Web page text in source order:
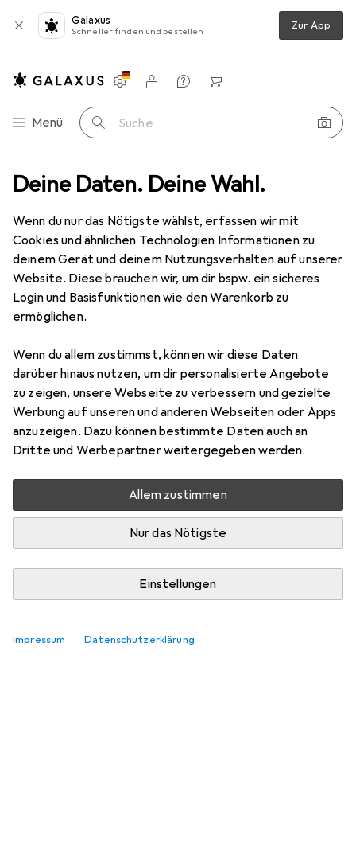
Deine Daten. Deine Wahl.
Wenn du nur das Nötigste wählst, erfassen wir mit
Cookies und ähnlichen Technologien Informationen zu
deinem Gerät und deinem Nutzungsverhalten auf unserer
Website. Diese brauchen wir, um dir bspw. ein sicheres
Login und Basisfunktionen wie den Warenkorb zu
ermöglichen.
Wenn du allem zustimmst, können wir diese Daten
darüber hinaus nutzen, um dir personalisierte Angebote
zu zeigen, unsere Webseite zu verbessern und gezielte
Werbung auf unseren und anderen Webseiten oder Apps
anzuzeigen. Dazu können bestimmte Daten auch an
Dritte und Werbepartner weitergegeben werden.
Allem zustimmen
Nur das Nötigste
Einstellungen
Impressum Datenschutzerklärung
Galaxus
Schneller finden und bestellen Zur App
Navigation nach Kategorien
Menü Suche
Einstellungen
Kundenkonto
Vergleichslisten
Merklisten
Warenkorb
Gesichtscreme Dr. Theiss Hyaluron Feuchtig Cr Gel
EUR
25,03 EUR
500,60/1l
Dr. Theiss Hyaluron Feuchtig Cr Gel
50 ml
Feuchtig Cr Gel
Hier findest du passendes Zubehör zum Produkt Dr.
Theiss Hyaluron Feuchtig Cr Gel.
Relevanz
Produktliste
Keine Produkte gefunden